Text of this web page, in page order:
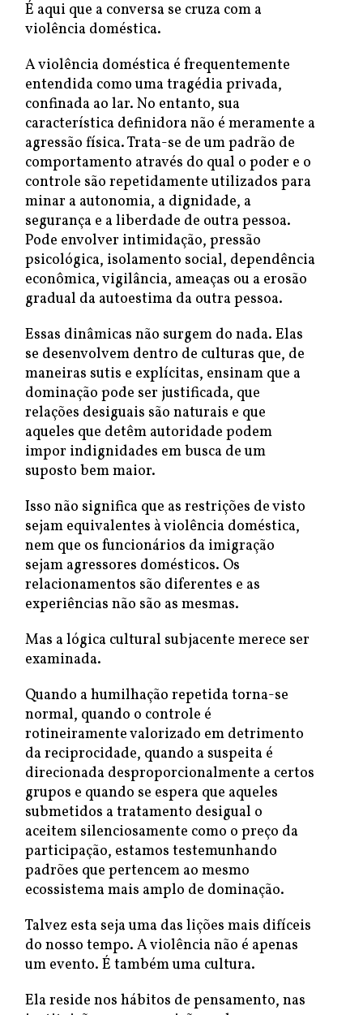
É aqui que a conversa se cruza com a
violência doméstica.
A violência doméstica é frequentemente
entendida como uma tragédia privada,
confinada ao lar. No entanto, sua
característica definidora não é meramente a
agressão física. Trata-se de um padrão de
comportamento através do qual o poder e o
controle são repetidamente utilizados para
minar a autonomia, a dignidade, a
segurança e a liberdade de outra pessoa.
Pode envolver intimidação, pressão
psicológica, isolamento social, dependência
econômica, vigilância, ameaças ou a erosão
gradual da autoestima da outra pessoa.
Essas dinâmicas não surgem do nada. Elas
se desenvolvem dentro de culturas que, de
maneiras sutis e explícitas, ensinam que a
dominação pode ser justificada, que
relações desiguais são naturais e que
aqueles que detêm autoridade podem
impor indignidades em busca de um
suposto bem maior.
Isso não significa que as restrições de visto
sejam equivalentes à violência doméstica,
nem que os funcionários da imigração
sejam agressores domésticos. Os
relacionamentos são diferentes e as
experiências não são as mesmas.
Mas a lógica cultural subjacente merece ser
examinada.
Quando a humilhação repetida torna-se
normal, quando o controle é
rotineiramente valorizado em detrimento
da reciprocidade, quando a suspeita é
direcionada desproporcionalmente a certos
grupos e quando se espera que aqueles
submetidos a tratamento desigual o
aceitem silenciosamente como o preço da
participação, estamos testemunhando
padrões que pertencem ao mesmo
ecossistema mais amplo de dominação.
Talvez esta seja uma das lições mais difíceis
do nosso tempo. A violência não é apenas
um evento. É também uma cultura.
Ela reside nos hábitos de pensamento, nas